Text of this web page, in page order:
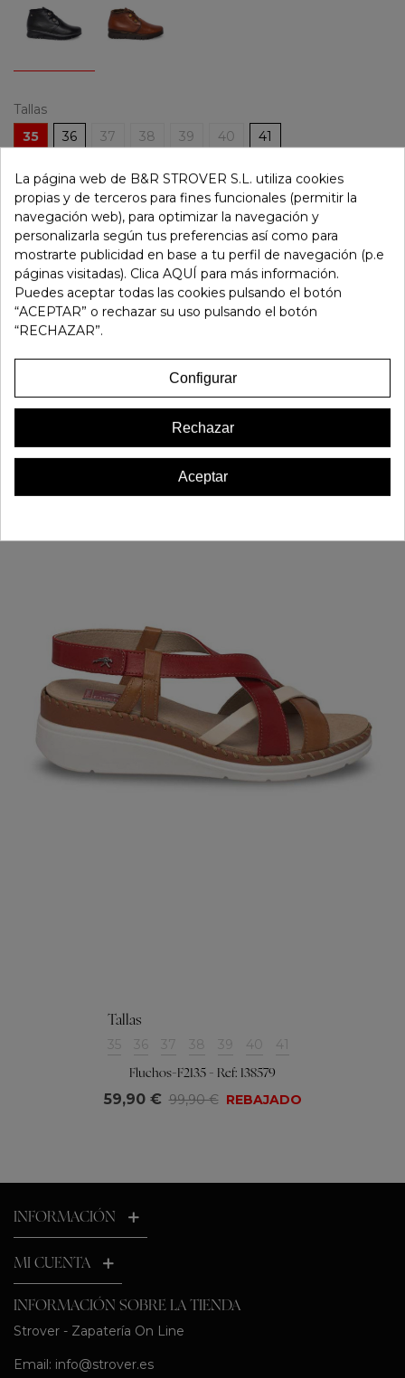
Tallas
35
36 37 38 39 40 41
-
Añadir Al Carrito
Referencia: 111493
Marca: Strover
Favorito 1
16 OTROS PRODUCTOS EN LA MISMA CATEGORÍA:
Tallas
35 36 37 38 39 40 41
Fluchos-F2135 - Ref: 138579
59,90 € 99,90 € REBAJADO
INFORMACIÓN
MI CUENTA
INFORMACIÓN SOBRE LA TIENDA
Strover - Zapatería On Line
Email: info@strover.es
La página web de B&R STROVER S.L. utiliza cookies
propias y de terceros para fines funcionales (permitir la
navegación web), para optimizar la navegación y
personalizarla según tus preferencias así como para
mostrarte publicidad en base a tu perfil de navegación (p.e
páginas visitadas). Clica AQUÍ para más información.
Puedes aceptar todas las cookies pulsando el botón
“ACEPTAR” o rechazar su uso pulsando el botón
“RECHAZAR”.
Configurar
Rechazar
Aceptar